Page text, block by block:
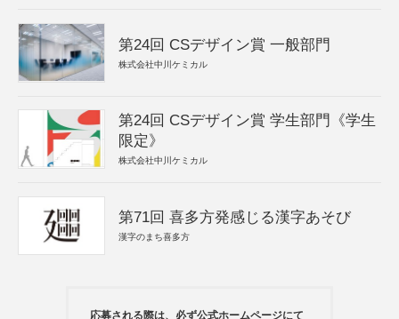
第24回 CSデザイン賞 一般部門
株式会社中川ケミカル
第24回 CSデザイン賞 学生部門《学生
限定》
株式会社中川ケミカル
第71回 喜多方発感じる漢字あそび
漢字のまち喜多方
応募される際は、必ず公式ホームページにて